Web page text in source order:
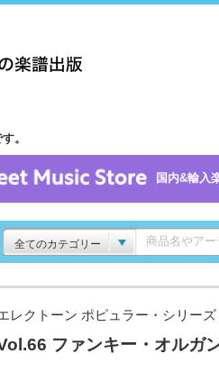
。
国内&輸入
全てのカテゴリー
レクトーン ポピュラー・シリー
ファンキー・オルガ